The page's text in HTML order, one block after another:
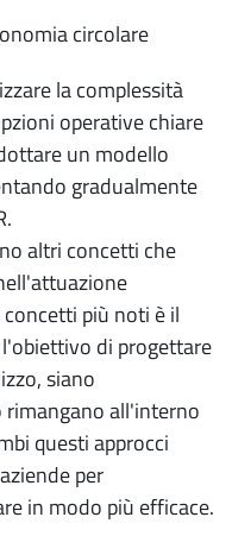
circolare
la complessità
operative chiare
un modello
gradualmente
altri concetti che
più noti è il
l'obiettivo di progettare
siano
all'interno
questi approcci
per
in modo più efficace.